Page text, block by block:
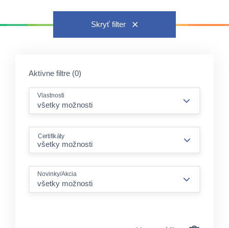
Skryť filter
Aktívne filtre (0)
Vlastnosti
všetky možnosti
Certifikáty
Novinky/Akcia
všetky možnosti